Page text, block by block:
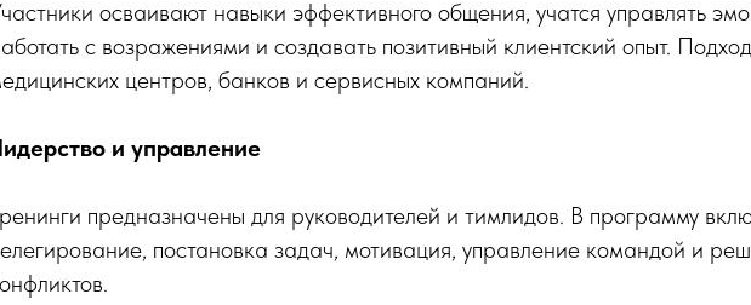
осваивают навыки эффективного общения, учатся управлять
с возражениями и создавать позитивный клиентский опыт.
центров, банков и сервисных компаний.
и управление
предназначены для руководителей и тимлидов. В программу
постановка задач, мотивация, управление командой и